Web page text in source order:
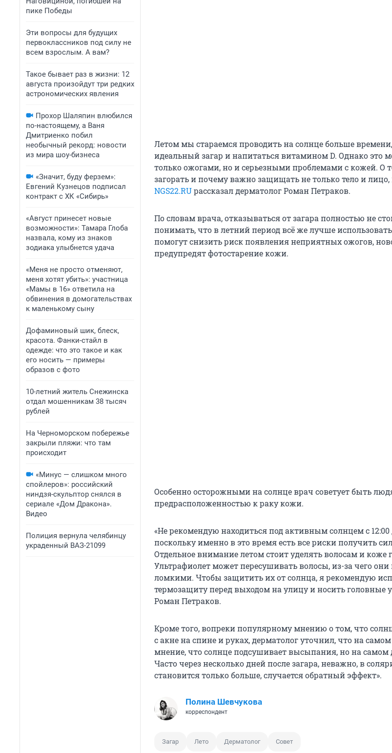
пике Победы
Эти вопросы для будущих
первоклассников под силу не
всем взрослым. А вам?
Такое бывает раз в жизни: 12
августа произойдут три редких
астрономических явления
Прохор Шаляпин влюбился
по-настоящему, а Ваня
Дмитриенко побил
необычный рекорд: новости
из мира шоу-бизнеса
«Значит, буду ферзем»:
Евгений Кузнецов подписал
контракт с ХК «Сибирь»
«Август принесет новые
возможности»: Тамара Глоба
назвала, кому из знаков
зодиака улыбнется удача
«Меня не просто отменяют,
меня хотят убить»: участница
«Мамы в 16» ответила на
обвинения в домогательствах
к маленькому сыну
Дофаминовый шик, блеск,
красота. Фанки-стайл в
одежде: что это такое и как
его носить — примеры
образов с фото
10-летний житель Снежинска
отдал мошенникам 38 тысяч
рублей
На Черноморском побережье
закрыли пляжи: что там
происходит
«Минус — слишком много
спойлеров»: российский
ниндзя-скульптор снялся в
сериале «Дом Дракона».
Видео
Полиция вернула челябинцу
украденный ВАЗ-21099
Летом мы стараемся проводить на солнце больше
идеальный загар и напитаться витамином D. Однако это
только ожогами, но и серьезными проблемами с кожей. О
загорать и почему важно защищать не только тело и
NGS22.RUрассказал дерматолог Роман Петраков.
По словам врача, отказываться от загара полностью не
понимать, что в летний период всё же лучше
помогут снизить риск появления неприятных ожогов,
предупредят фотостарение кожи.
Особенно осторожными на солнце врач советует быть
предрасположенностью к раку кожи.
«Не рекомендую находиться под активным солнцем с 12:00
поскольку именно в это время есть все риски получить
Отдельное внимание летом стоит уделять волосам и коже
Ультрафиолет может пересушивать волосы, из-за чего они
ломкими. Чтобы защитить их от солнца, я рекомендую
термозащиту перед выходом на улицу и носить головные
Роман Петраков.
Кроме того, вопреки популярному мнению о том, что
с акне на спине и руках, дерматолог уточнил, что на
мнение, что солнце подсушивает высыпания, но на самом
Часто через несколько дней после загара, неважно, в
становится только больше, случается обратный эффект».
Полина Шевчукова
корреспондент
Загар Лето Дерматолог Совет